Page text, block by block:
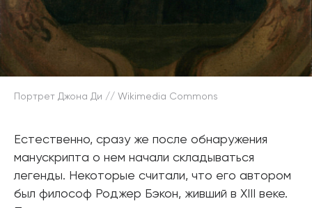
Портрет Джона Ди // Wikimedia Commons
Естественно, сразу же после обнаружения
манускрипта о нем начали складываться
легенды. Некоторые считали, что его автором
был философ Роджер Бэкон, живший в XIII веке.